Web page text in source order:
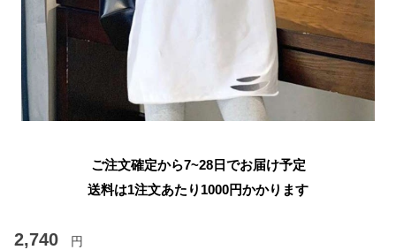
ご注文確定から7~28日でお届け予定
送料は1注文あたり 1000円かかります
2,740 円